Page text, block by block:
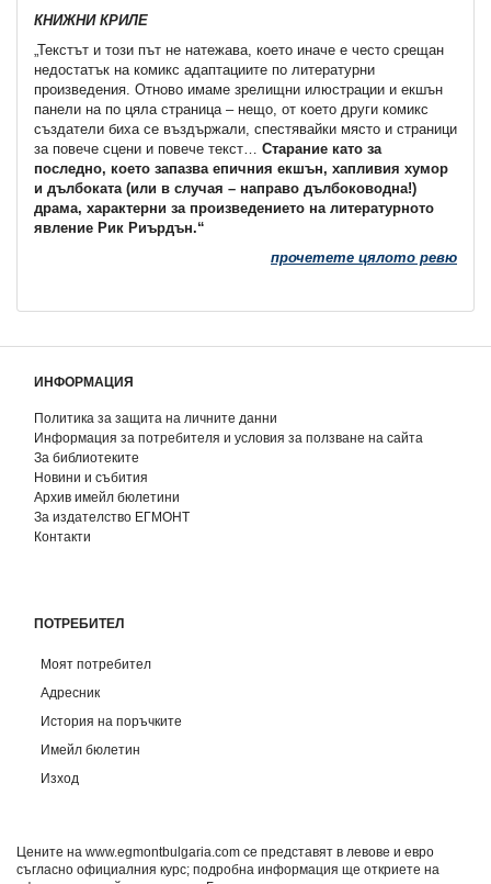
КНИЖНИ КРИЛЕ
„Текстът и този път не натежава, което иначе е често срещан
недостатък на комикс адаптациите по литературни
произведения. Отново имаме зрелищни илюстрации и екшън
панели на по цяла страница – нещо, от което други комикс
създатели биха се въздържали, спестявайки място и страници
за повече сцени и повече текст… Старание като за
последно, което запазва епичния екшън, хапливия хумор
и дълбоката (или в случая – направо дълбоководна!)
драма, характерни за произведението на литературното
явление Рик Риърдън.“
прочетете цялото ревю
ИНФОРМАЦИЯ
Политика за защита на личните данни
Информация за потребителя и условия за ползване на сайта
За библиотеките
Новини и събития
Архив имейл бюлетини
За издателство ЕГМОНТ
Контакти
ПОТРЕБИТЕЛ
Моят потребител
Адресник
История на поръчките
Имейл бюлетин
Изход
Цените на www.egmontbulgaria.com се представят в левове и евро
съгласно официалния курс; подробна информация ще откриете на